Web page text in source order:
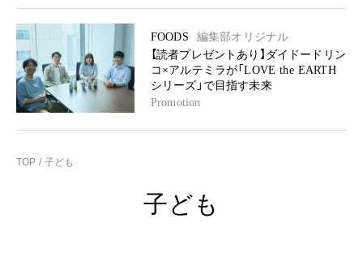
FOODS
編集部オリジナル
【読者プレゼントあり】ダイドードリン
コ×アルテミラが「LOVE the EARTH
シリーズ」で目指す未来
Promotion
TOP 子ども
子ども